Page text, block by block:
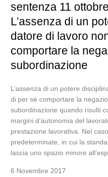
sentenza 11
L’assenza di un
datore di lavoro
comportare la
subordinazione
L’assenza di un potere
di per sé comportare la
subordinazione quando risulti
margini d’autonomia del
prestazione lavorativa. Nel
predeterminate, in cui la
lascia uno spazio minore
6 Novembre 2017